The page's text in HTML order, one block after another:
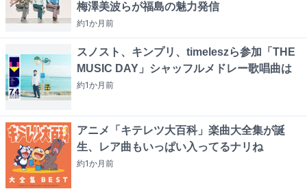
梅澤美波らが福島の魅力発信
約1か月前
スノスト、キンプリ、timeleszら参加「THE
MUSIC DAY」シャッフルメドレー歌唱曲は
約1か月前
アニメ「キテレツ大百科」楽曲大全集が誕
生、レア曲もいっぱい入ってるナリね
約1か月前